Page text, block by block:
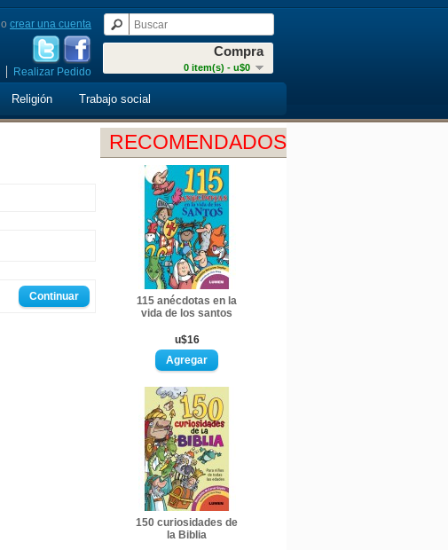
Compra
0 item(s) - u$0
o crear una cuenta
Realizar Pedido
Religión Trabajo social
RECOMENDADOS
115 anécdotas en la
vida de los santos
u$16
150 curiosidades de
la Biblia
Continuar